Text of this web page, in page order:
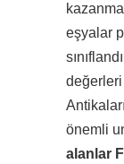
eşyalar
değerleri
önemli
alanlar